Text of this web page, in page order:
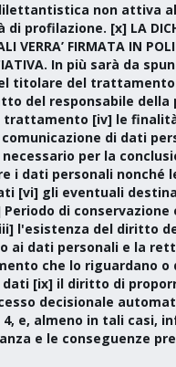
non attiva
[x] LA
VERRA’ FIRMATA IN
In più sarà da
titolare del trattamento
del responsabile della
trattamento [iv] le
di dati
per la
i dati personali nonché
[vi] gli eventuali
di
l'esistenza del diritto
dati personali e la
che lo riguardano
[ix] il diritto di
decisionale
e, almeno in tali casi,
e le conseguenze